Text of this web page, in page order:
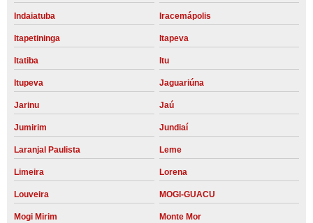
Indaiatuba Iracemápolis
Itapetininga Itapeva
Itatiba Itu
Itupeva Jaguariúna
Jarinu Jaú
Jumirim Jundiaí
Laranjal Paulista Leme
Limeira Lorena
Louveira MOGI-GUACU
Mogi Mirim Monte Mor